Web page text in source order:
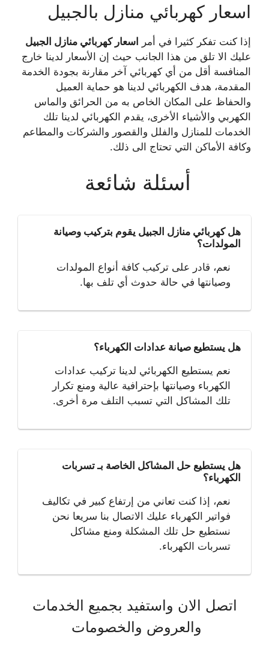
اسعار كهربائي منازل بالجبيل
إذا كنت تفكر كثيرا في أمر اسعار كهربائي منازل الجبيل
عليك الا تلق من هذا الجانب حيث إن الأسعار لدينا خارج
المنافسة أقل من أي كهربائي آخر مقارنة بجودة الخدمة
المقدمة، هدف الكهربائي لدينا هو حماية العميل
والحفاظ على المكان الخاص به من الحرائق والماس
الكهربي والأشياء الأخرى، يقدم الكهربائي لدينا تلك
الخدمات للمنازل والفلل والقصور والشركات والمطاعم
وكافة الأماكن التي تحتاج الى ذلك.
أسئلة شائعة
هل كهربائي منازل الجبيل يقوم بتركيب وصيانة
المولدات؟
نعم، قادر على تركيب كافة أنواع المولدات
وصيانتها في حالة حدوث أي تلف بها.
هل يستطيع صيانة عدادات الكهرباء؟
نعم يستطيع الكهربائي لدينا تركيب عدادات
الكهرباء وصيانتها بإحترافية عالية ومنع تكرار
تلك المشاكل التي تسبب التلف مرة أخرى.
هل يستطيع حل المشاكل الخاصة بـ تسربات
الكهرباء؟
نعم، إذا كنت تعاني من إرتفاع كبير في تكاليف
فواتير الكهرباء عليك الاتصال بنا سريعا نحن
نستطيع حل تلك المشكلة ومنع مشاكل
تسربات الكهرباء.
اتصل الان واستفيد بجميع الخدمات
والعروض والخصومات